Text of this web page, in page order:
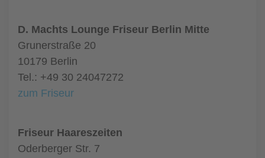
D. Machts Lounge Friseur Berlin Mitte
Grunerstraße 20
10179 Berlin
Tel.: +49 30 24047272
zum Friseur
Friseur Haareszeiten
Oderberger Str. 7